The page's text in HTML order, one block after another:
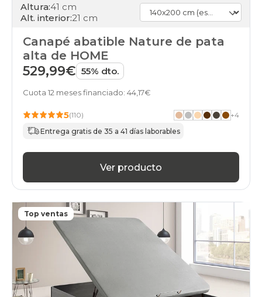
Altura:41 cm
Alt. interior:21 cm
Canapé abatible Nature de pata
alta de HOME
529,99€ 55% dto.
Cuota 12 meses financiado: 44,17€
5(110) +4
Entrega gratis de 35 a 41 días laborables
Ver producto
Top ventas